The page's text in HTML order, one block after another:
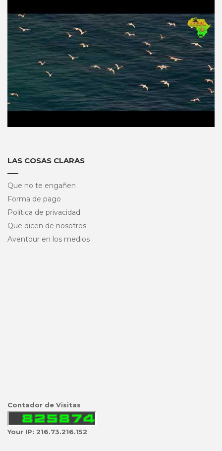
LAS COSAS CLARAS
Que no te engañen
Forma de pago
Política de privacidad
Que dicen de nosotros
Aventour en los medios
Contador de Visitas
Your IP: 216.73.216.152